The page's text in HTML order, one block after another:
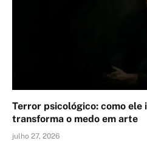
Terror psicológico: como ele
transforma o medo em arte
julho 27, 2026